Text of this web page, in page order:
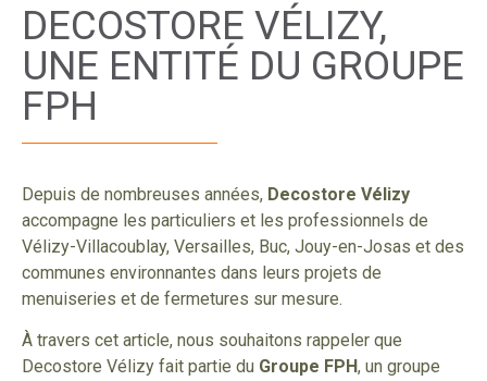
DECOSTORE VÉLIZY,
UNE ENTITÉ DU GROUPE
FPH
Depuis de nombreuses années, Decostore Vélizy
accompagne les particuliers et les professionnels de
Vélizy-Villacoublay, Versailles, Buc, Jouy-en-Josas et des
communes environnantes dans leurs projets de
menuiseries et de fermetures sur mesure.
À travers cet article, nous souhaitons rappeler que
Decostore Vélizy fait partie du Groupe FPH, un groupe